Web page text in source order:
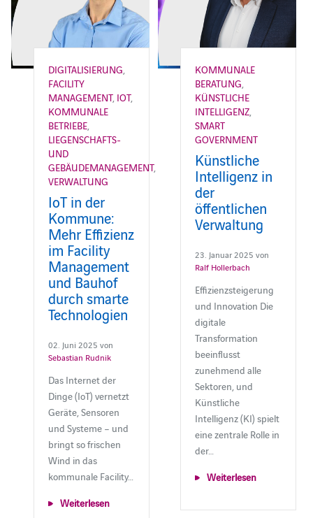
DIGITALISIERUNG,
FACILITY
MANAGEMENT, IOT,
KOMMUNALE
BETRIEBE,
LIEGENSCHAFTS-
UND
GEBÄUDEMANAGEMENT,
VERWALTUNG
IoT in der
Kommune:
Mehr Effizienz
im Facility
Management
und Bauhof
durch smarte
Technologien
02. Juni 2025 von
Sebastian Rudnik
Das Internet der
Dinge (IoT) vernetzt
Geräte, Sensoren
und Systeme – und
bringt so frischen
Wind in das
kommunale Facility…
Weiterlesen
KOMMUNALE
BERATUNG,
KÜNSTLICHE
INTELLIGENZ,
SMART
GOVERNMENT
Künstliche
Intelligenz in
der
öffentlichen
Verwaltung
23. Januar 2025 von
Ralf Hollerbach
Effizienzsteigerung
und Innovation Die
digitale
Transformation
beeinflusst
zunehmend alle
Sektoren, und
Künstliche
Intelligenz (KI) spielt
eine zentrale Rolle in
der…
Weiterlesen